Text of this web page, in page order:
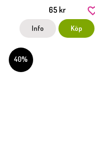
65 kr
Info Köp
40%